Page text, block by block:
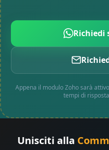
Richiedi
Appena il modulo Zoho sarà
tempi di
Unisciti alla